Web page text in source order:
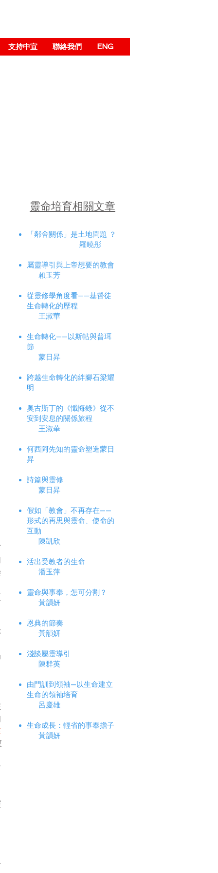
支持中宣 聯絡我們 ENG
靈命培育相關文章
「鄰舍關係」是土地問題 ？
羅曉彤
屬靈導引與上帝想要的教會
賴玉芳
從靈修學角度看——基督徒
生命轉化的歷程
王淑華
生命轉化——以斯帖與普珥
節
蒙日昇
跨越生命轉化的絆腳石梁耀
明
奧古斯丁的《懺悔錄》從不
安到安息的關係旅程
王淑華
何西阿先知的靈命塑造蒙日
昇
詩篇與靈修
蒙日昇
假如「教會」不再存在——
形式的再思與靈命、使命的
互動
陳凱欣
活出受教者的生命
潘玉萍
靈命與事奉，怎可分割？
黃韻妍
恩典的節奏
黃韻妍
淺談屬靈導引
陳群英
由門訓到領袖—以生命建立
生命的領袖培育
呂慶雄
生命成長：輕省的事奉擔子
黃韻妍